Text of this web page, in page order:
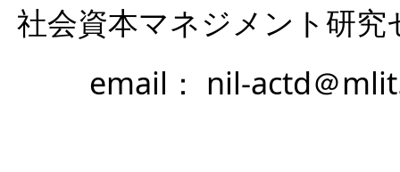
社会資本マネジメント研
email： nil-actd＠